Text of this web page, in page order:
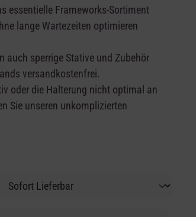
essentielle Frameworks-Sortiment
lange Wartezeiten optimieren
auch sperrige Stative und Zubehör
versandkostenfrei.
oder die Halterung nicht optimal an
Sie unseren unkomplizierten